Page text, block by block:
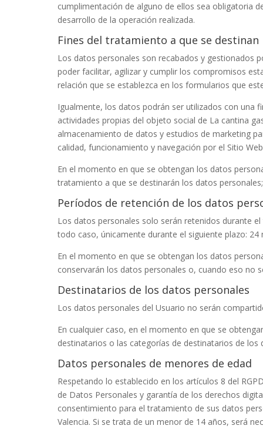
cumplimentación de alguno de ellos sea obligatoria
desarrollo de la operación realizada.
Fines del tratamiento a que se
Los datos personales son recabados y gestionados
poder facilitar, agilizar y cumplir los compromisos
relación que se establezca en los formularios que
Igualmente, los datos podrán ser utilizados con una
actividades propias del objeto social de La cantina
almacenamiento de datos y estudios de marketing
calidad, funcionamiento y navegación por el Sitio
En el momento en que se obtengan los datos
tratamiento a que se destinarán los datos
Períodos de retención de los datos
Los datos personales solo serán retenidos durante
todo caso, únicamente durante el siguiente plazo: 24
En el momento en que se obtengan los datos
conservarán los datos personales o, cuando eso no
Destinatarios de los datos personales
Los datos personales del Usuario no serán
En cualquier caso, en el momento en que se
destinatarios o las categorías de destinatarios de los
Datos personales de menores de edad
Respetando lo establecido en los artículos 8 del
de Datos Personales y garantía de los derechos
consentimiento para el tratamiento de sus datos
Valencia. Si se trata de un menor de 14 años, será